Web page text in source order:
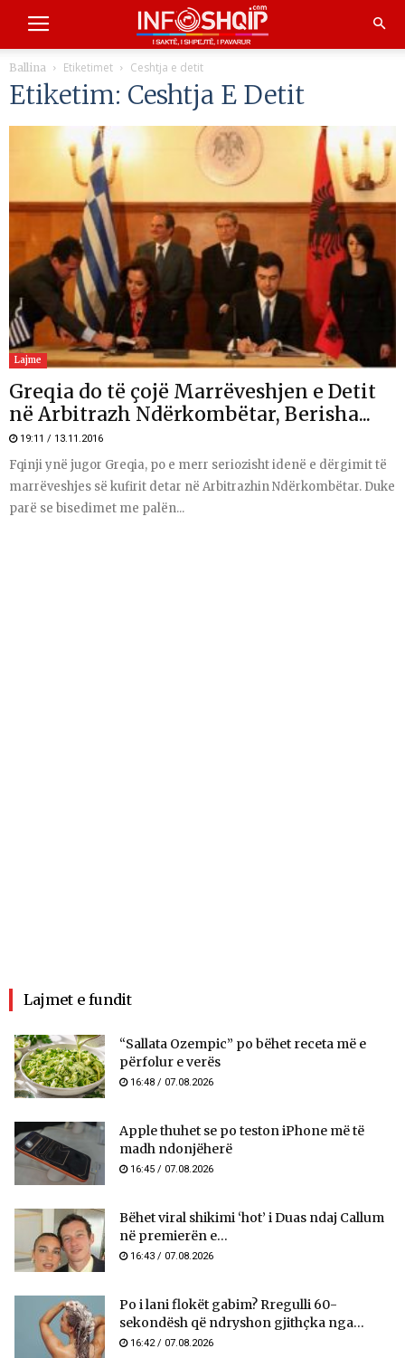
Ballina Etiketimet Ceshtja e detit
Etiketim: Ceshtja E Detit
Lajme
Greqia do të çojë Marrëveshjen e Detit
në Arbitrazh Ndërkombëtar, Berisha...
19:11 / 13.11.2016
Fqinji ynë jugor Greqia, po e merr seriozisht idenë e dërgimit të
marrëveshjes së kufirit detar në Arbitrazhin Ndërkombëtar. Duke
parë se bisedimet me palën...
Lajmet e fundit
“Sallata Ozempic” po bëhet receta më e
përfolur e verës
16:48 / 07.08.2026
Apple thuhet se po teston iPhone më të
madh ndonjëherë
16:45 / 07.08.2026
Bëhet viral shikimi ‘hot’ i Duas ndaj Callum
në premierën e...
16:43 / 07.08.2026
Po i lani flokët gabim? Rregulli 60-
sekondësh që ndryshon gjithçka nga...
16:42 / 07.08.2026